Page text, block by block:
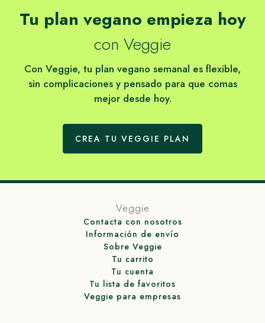
Tu plan vegano empieza hoy
con Veggie
Con Veggie, tu plan vegano semanal es flexible,
sin complicaciones y pensado para que comas
mejor desde hoy.
CREA TU VEGGIE PLAN
Veggie
Contacta con nosotros
Información de envío
Sobre Veggie
Tu carrito
Tu cuenta
Tu lista de favoritos
Veggie para empresas